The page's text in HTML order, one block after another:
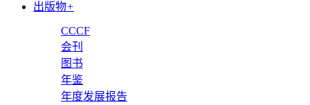
出版物+
CCCF
会刊
图书
年鉴
年度发展报告